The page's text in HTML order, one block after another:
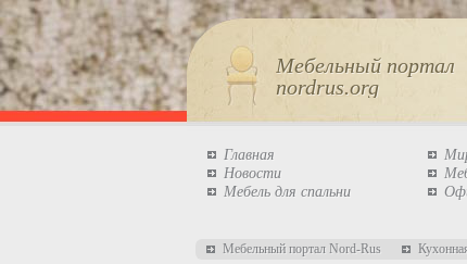
Мебельный портал
nordrus.org
Главная
Новости
Мебель для спальни
Мебельный портал Nord-Rus